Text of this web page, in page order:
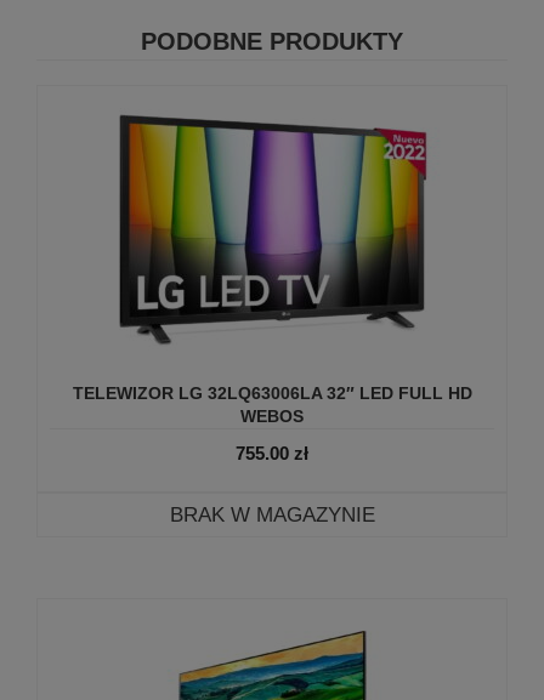
PODOBNE PRODUKTY
TELEWIZOR LG 32LQ63006LA 32″ LED FULL HD
WEBOS
755.00 zł
BRAK W MAGAZYNIE